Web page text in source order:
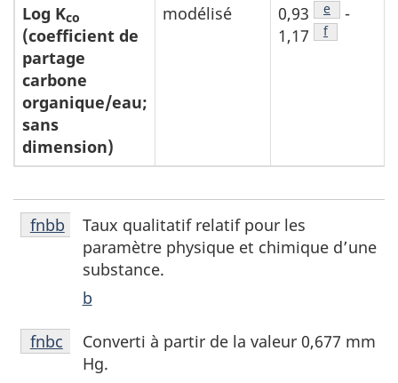
Log Kco
(coefficient de
partage
carbone
organique/eau;
sans
dimension)
modélisé 0,93 Note de
e
-
1,17
Note de
f
Notes
de
fnbb
Taux qualitatif relatif pour les
paramètre physique et chimique d’une
substance.
b
Retour à la référence de la note de bas de page
fnbb
Notes
de
Converti à partir de la valeur 0,677 mm
Hg.
Retour à la référence de la note de bas de page
fnbc